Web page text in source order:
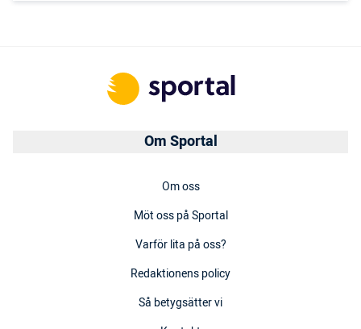
Om Sportal
Om oss
Möt oss på Sportal
Varför lita på oss?
Redaktionens policy
Så betygsätter vi